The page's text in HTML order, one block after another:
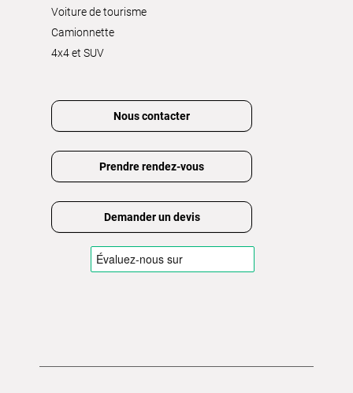
Voiture de tourisme
Camionnette
4x4 et SUV
Nous contacter
Prendre rendez-vous
Demander un devis